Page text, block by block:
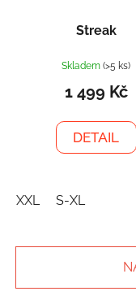
Streak
Skladem(>5 ks)
1 499 Kč
DETAIL
XXL S-XL